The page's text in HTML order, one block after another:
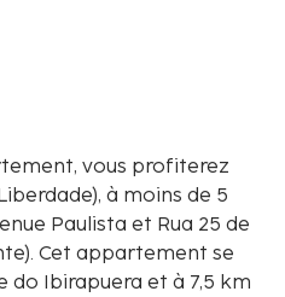
vous profiterez
à moins de 5
Paulista et Rua 25 de
se
do Ibirapuera et à 7,5 km